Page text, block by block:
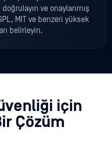
ve onaylanmış
MIT ve benzeri yüksek
belirleyin.
için
Çözüm